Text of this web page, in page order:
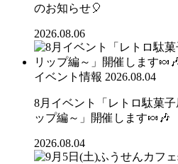
のお知らせ🎈
2026.08.06
イベント情報 2026.08.04
8月イベント「レトロ駄菓
ップ編～」開催します🍬🎶
2026.08.04